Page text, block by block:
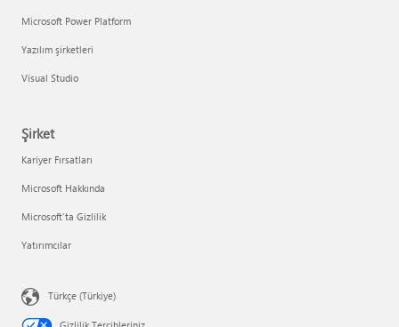
Microsoft Power Platform
Yazılım şirketleri
Visual Studio
Şirket
Kariyer Fırsatları
Microsoft Hakkında
Microsoft'ta Gizlilik
Yatırımcılar
Türkçe (Türkiye)